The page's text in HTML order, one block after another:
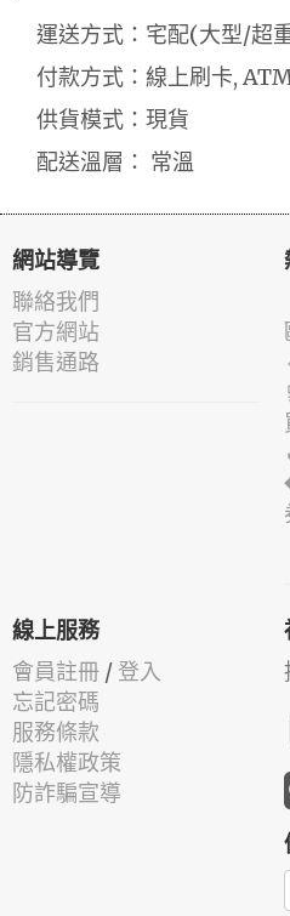
運送方式：宅配(大型/超
付款方式：線上刷卡,
供貨模式：現貨
配送溫層： 常溫
網站導覽
聯絡我們
官方網站
銷售通路
線上服務
會員註冊 / 登入
忘記密碼
服務條款
隱私權政策
防詐騙宣導